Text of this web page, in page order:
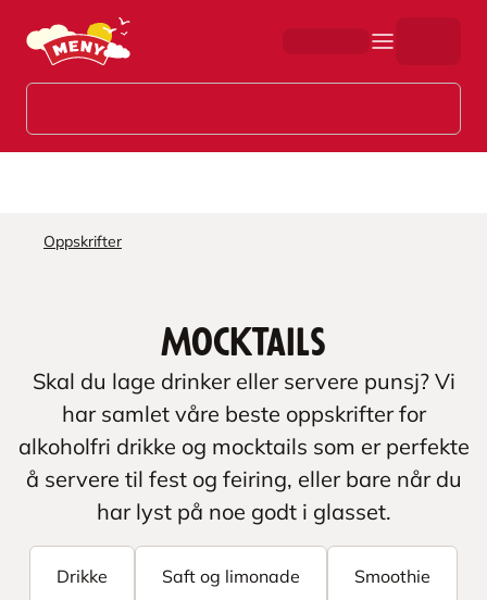
Hopp til hovedinnhold
Oppskrifter
Mocktails
Skal du lage drinker eller servere punsj? Vi
har samlet våre beste oppskrifter for
alkoholfri drikke og mocktails som er perfekte
å servere til fest og feiring, eller bare når du
har lyst på noe godt i glasset.
Drikke Saft og limonade Smoothie